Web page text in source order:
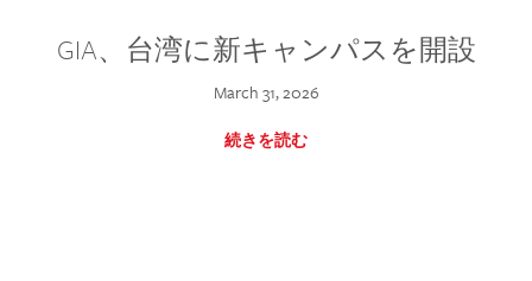
GIA、台湾に新キャンパスを開設
March 31, 2026
続きを読む